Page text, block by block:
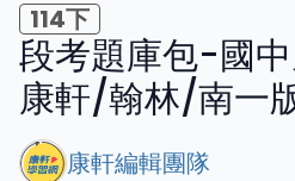
114下
段考題庫包-國
康軒/翰林/南一版
康軒編輯團隊